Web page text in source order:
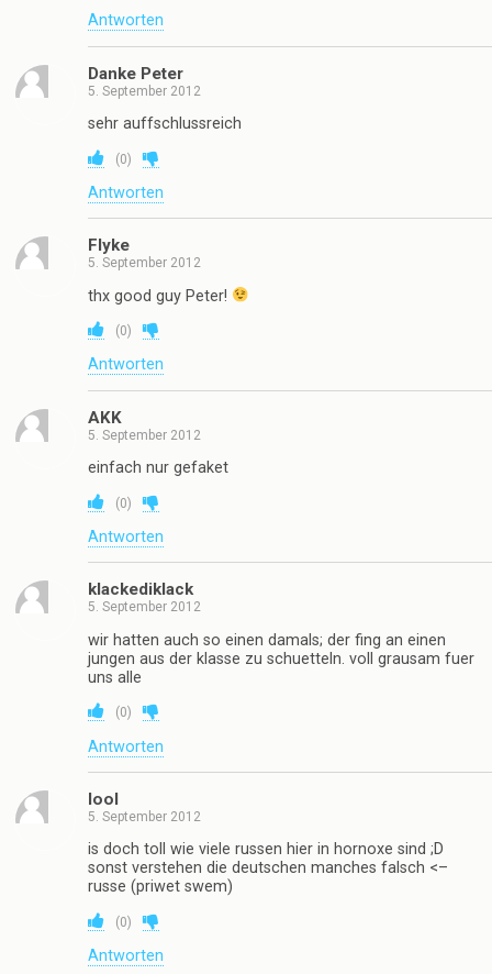
Antworten
Danke Peter
5. September 2012
sehr auffschlussreich
(0)
Antworten
Flyke
5. September 2012
thx good guy Peter!
(0)
Antworten
AKK
5. September 2012
einfach nur gefaket
(0)
Antworten
klackediklack
5. September 2012
wir hatten auch so einen damals; der fing an einen
jungen aus der klasse zu schuetteln. voll grausam fuer
uns alle
(0)
Antworten
lool
5. September 2012
is doch toll wie viele russen hier in hornoxe sind ;D
sonst verstehen die deutschen manches falsch <–
russe (priwet swem)
(0)
Antworten